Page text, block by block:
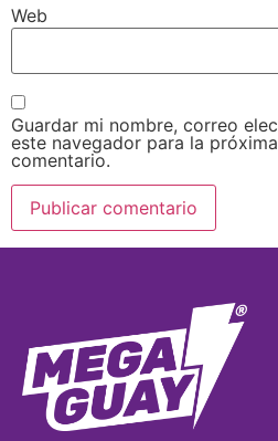
Web
Guardar mi nombre, correo
este navegador para la
comentario.